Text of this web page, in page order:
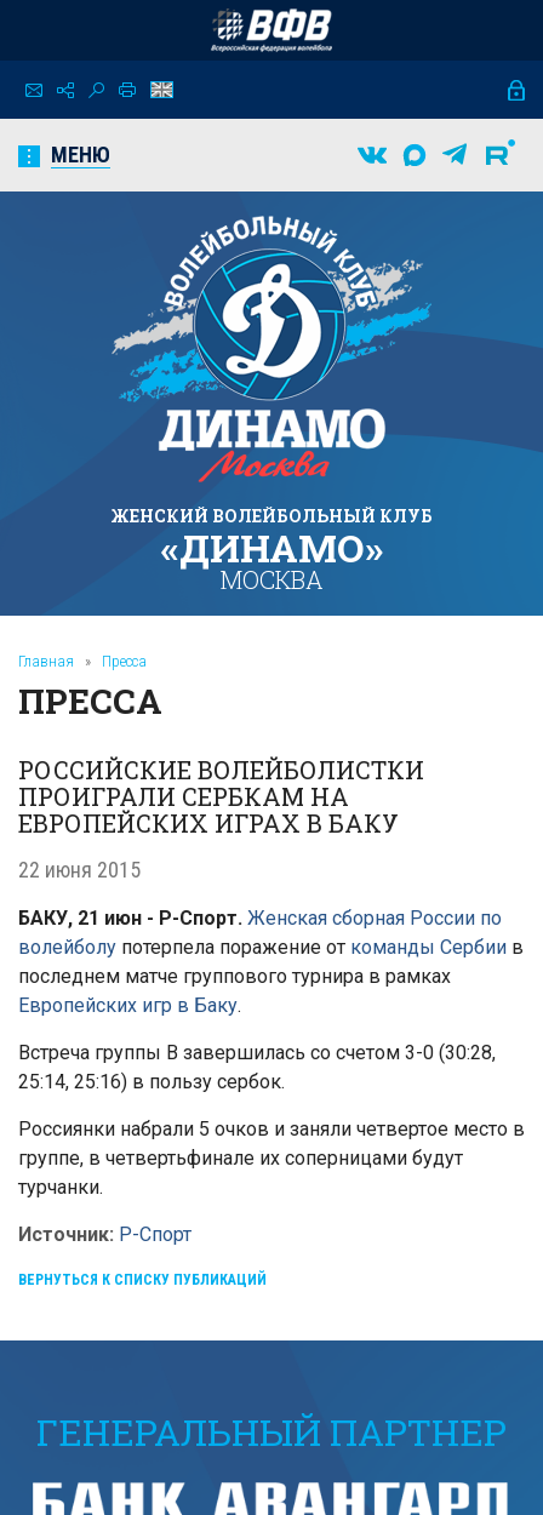
МЕНЮ
ЖЕНСКИЙ ВОЛЕЙБОЛЬНЫЙ КЛУБ
«ДИНАМО»
МОСКВА
Главная » Пресса
ПРЕССА
РОССИЙСКИЕ ВОЛЕЙБОЛИСТКИ
ПРОИГРАЛИ СЕРБКАМ НА
ЕВРОПЕЙСКИХ ИГРАХ В БАКУ
22 июня 2015
БАКУ, 21 июн - Р-Спорт. Женская сборная России по
волейболу потерпела поражение от команды Сербии в
последнем матче группового турнира в рамках
Европейских игр в Баку.
Встреча группы В завершилась со счетом 3-0 (30:28,
25:14, 25:16) в пользу сербок.
Россиянки набрали 5 очков и заняли четвертое место в
группе, в четвертьфинале их соперницами будут
турчанки.
Источник: Р-Спорт
ВЕРНУТЬСЯ К СПИСКУ ПУБЛИКАЦИЙ
ГЕНЕРАЛЬНЫЙ ПАРТНЕР